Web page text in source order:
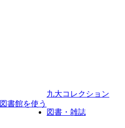
図書館を使う
九大コレクション
図書・雑誌